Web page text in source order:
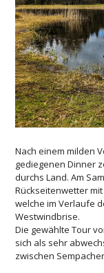
Nach einem milden
gediegenen Dinner
durchs Land. Am
Rückseitenwetter
welche im Verlaufe
Westwindbrise.
Die gewählte Tour
sich als sehr
zwischen